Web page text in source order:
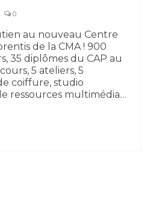
0
au nouveau Centre
de la CMA ! 900
35 diplômes du CAP au
5 ateliers, 5
coiffure, studio
ressources multimédia…